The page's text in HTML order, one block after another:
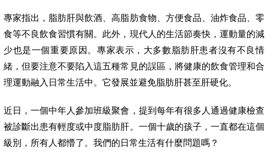
專家指出，脂肪肝與飲酒、高脂肪食物、方便食品、油炸食品、零
食等不良飲食習慣有關。此外，現代人的生活節奏快，運動量的減
少也是一個重要原因。專家表示，大多數脂肪肝患者沒有不良情
緒，但要注意不要陷入這五種常見的誤區，將健康的飲食管理和合
理運動融入日常生活中。它發展並避免脂肪肝甚至肝硬化。
近日，一個中年人參加班級聚會，提到每年有很多人通過健康檢查
被診斷出患有輕度或中度脂肪肝。一個十歲的孩子，一直都在這個
級別，所有人都懵了。我們的日常生活有什麼問題嗎？